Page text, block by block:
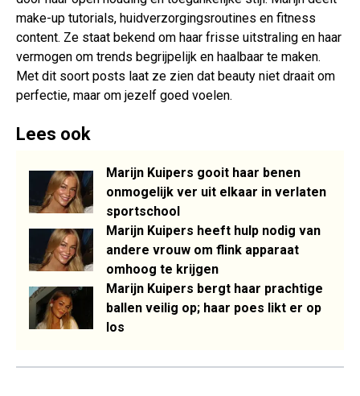
make-up tutorials, huidverzorgingsroutines en fitness
content. Ze staat bekend om haar frisse uitstraling en haar
vermogen om trends begrijpelijk en haalbaar te maken.
Met dit soort posts laat ze zien dat beauty niet draait om
perfectie, maar om jezelf goed voelen.
Lees ook
Marijn Kuipers gooit haar benen
onmogelijk ver uit elkaar in verlaten
sportschool
Marijn Kuipers heeft hulp nodig van
andere vrouw om flink apparaat
omhoog te krijgen
Marijn Kuipers bergt haar prachtige
ballen veilig op; haar poes likt er op
los